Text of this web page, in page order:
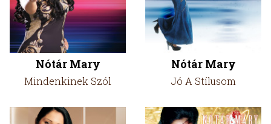
Nótár Mary
Mindenkinek Szól
Nótár Mary
Jó A Stílusom